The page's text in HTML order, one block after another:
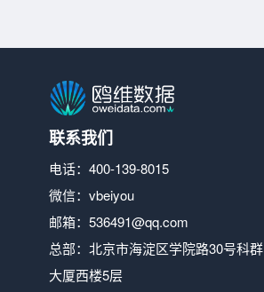
联系我们
电话：400-139-8015
微信：vbeiyou
邮箱： 536491@qq.com
总部：北京市海淀区学院路30号科群
大厦西楼5层